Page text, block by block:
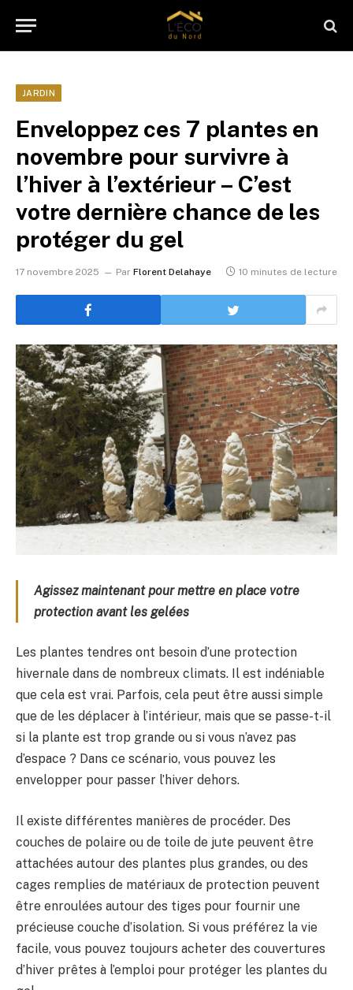
JARDIN
Enveloppez ces 7 plantes en
novembre pour survivre à
l’hiver à l’extérieur – C’est
votre dernière chance de les
protéger du gel
17 novembre 2025 Par Florent Delahaye 10 minutes de lecture
Agissez maintenant pour mettre en place votre
protection avant les gelées
Les plantes tendres ont besoin d’une protection
hivernale dans de nombreux climats. Il est indéniable
que cela est vrai. Parfois, cela peut être aussi simple
que de les déplacer à l’intérieur, mais que se passe-t-il
si la plante est trop grande ou si vous n’avez pas
d’espace ? Dans ce scénario, vous pouvez les
envelopper pour passer l’hiver dehors.
Il existe différentes manières de procéder. Des
couches de polaire ou de toile de jute peuvent être
attachées autour des plantes plus grandes, ou des
cages remplies de matériaux de protection peuvent
être enroulées autour des tiges pour fournir une
précieuse couche d’isolation. Si vous préférez la vie
facile, vous pouvez toujours acheter des couvertures
d’hiver prêtes à l’emploi pour protéger les plantes du